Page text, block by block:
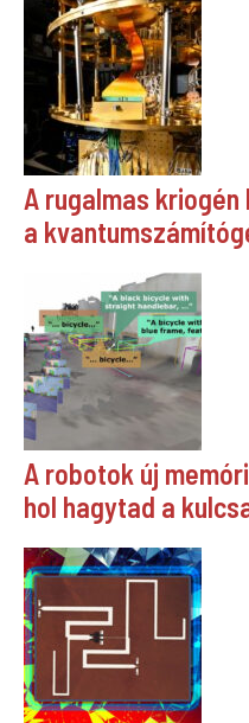
A rugalmas
a
A robotok új
hol hagytad a